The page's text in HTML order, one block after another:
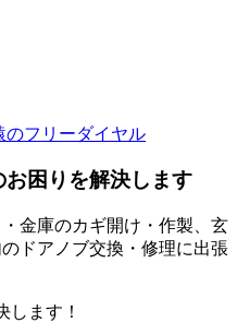
困りを解決します
金庫のカギ開け・作製、玄
ドアノブ交換・修理に出張
します！